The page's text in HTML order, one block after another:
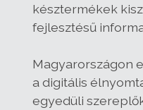
késztermékek
fejlesztésű
Magyarországon
a digitális
egyedüli